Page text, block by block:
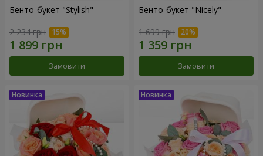
Бенто-букет "Stylish"
2 234 грн
Замовити
Бенто-букет "Nicely"
1 699 грн
Замовити